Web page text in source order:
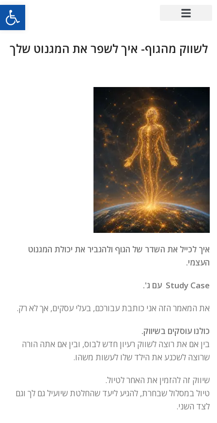
פתח
לשווק מהגוף- איך לשפר את המגנוט שלך
איך לכייל את השדר של הגוף ולהגביר את יכולת המגנוט
העצמי.
Study Case עם ג'.
את המאמר הזה אני כותבת עבורכם, בעלי עסקים, אך לא רק.
כולנו עוסקים בשיווק.
בין אם את רוצה לשווק רעיון חדש לבוס, ובין אם אתה הורה
שרוצה לשכנע את הילד שלו לעשות משהו.
שיווק זה להזמין את האחר לטיול.
טיול במסלול שבחרת, להגיע ליעד שהחלטת שיועיל גם לך וגם
לצד השני.